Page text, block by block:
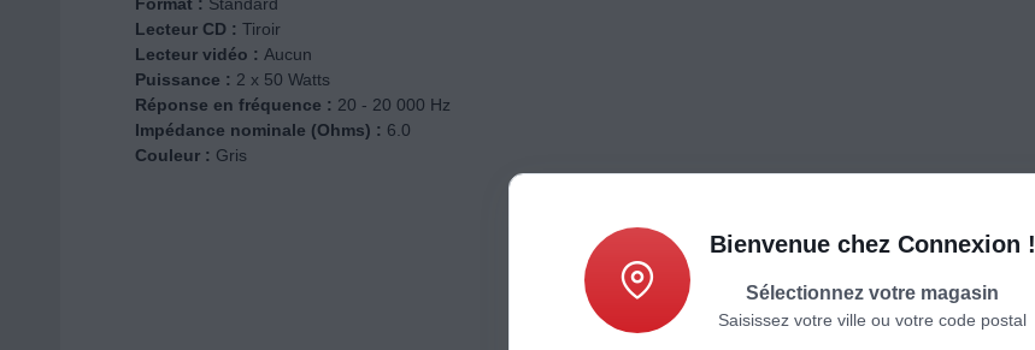
Format : Standard
Lecteur CD : Tiroir
Lecteur vidéo : Aucun
Puissance : 2 x 50 Watts
Réponse en fréquence : 20 - 20 000 Hz
Impédance nominale (Ohms) : 6.0
Couleur : Gris
Bienvenue chez Connexion !
Sélectionnez votre magasin
Saisissez votre ville ou votre code postal